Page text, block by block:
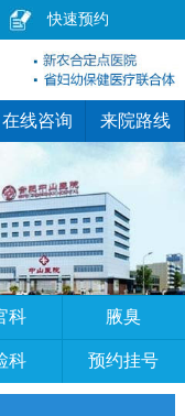
在线咨询 来院路线
科 腋臭
科 预约挂号
快速预约